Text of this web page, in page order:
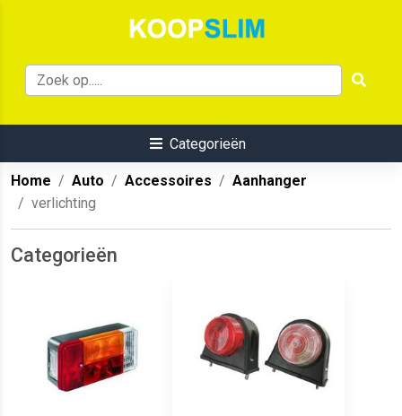
Categorieën
Home Auto Accessoires
Aanhanger
verlichting
Categorieën